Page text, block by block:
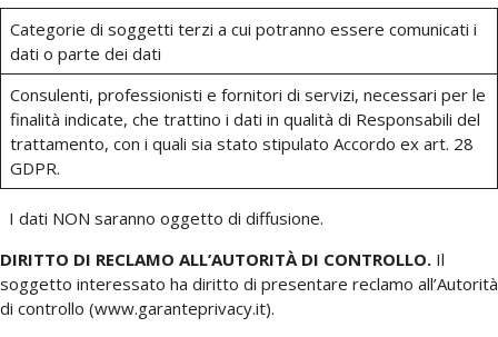
Categorie di soggetti terzi a cui potranno essere comunicati i
dati o parte dei dati
Consulenti, professionisti e fornitori di servizi, necessari per le
finalità indicate, che trattino i dati in qualità di Responsabili del
trattamento, con i quali sia stato stipulato Accordo ex art. 28
GDPR.
I dati NON saranno oggetto di diffusione.
DIRITTO DI RECLAMO ALL’AUTORITÀ DI CONTROLLO. Il
soggetto interessato ha diritto di presentare reclamo all’Autorità
di controllo (www.garanteprivacy.it).